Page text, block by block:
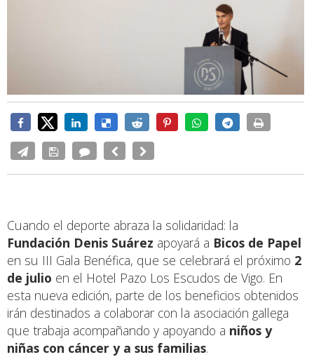
Cuando el deporte abraza la solidaridad: la
Fundación Denis Suárez apoyará a Bicos de Papel
en su III Gala Benéfica, que se celebrará el próximo 2
de julio en el Hotel Pazo Los Escudos de Vigo. En
esta nueva edición, parte de los beneficios obtenidos
irán destinados a colaborar con la asociación gallega
que trabaja acompañando y apoyando a niños y
niñas con cáncer y a sus familias.